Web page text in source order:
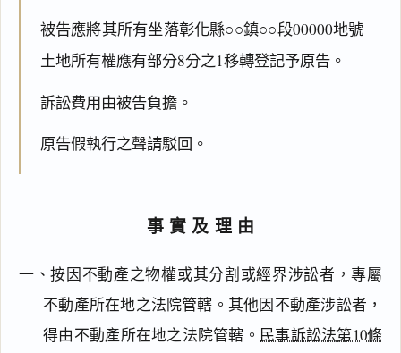
被告應將其所有坐落彰化縣○○鎮○○段00000地號
土地所有權應有部分8分之1移轉登記予原告。
訴訟費用由被告負擔。
原告假執行之聲請駁回。
事實及理由
一、按因不動產之物權或其分割或經界涉訟者，專屬
不動產所在地之法院管轄。其他因不動產涉訟者，
得由不動產所在地之法院管轄。 民事訴訟法第10條